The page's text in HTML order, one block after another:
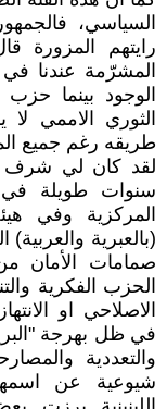
السياسي،
رايتهم المزورة
المشرّمة عندنا
الوجود بينما
الثوري الاممي
طريقه رغم جميع
لقد كان لي شرف
سنوات طويلة في
المركزية وفي
(بالعبرية والعربية)
صمامات الأمان
الحزب الفكرية
الاصلاحي او
في ظل بهرجة
والتعددية
شيوعية عن